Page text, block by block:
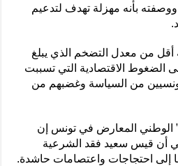
ووصفته بأنه مهزلة تهدف لتدعيم
أقل من معدل التضخم الذي يبلغ
الضغوط الاقتصادية التي تسببت
من السياسة وغضبهم من
الوطني المعارض في تونس إن
أن قيس سعيد فقد الشرعية
إلى احتجاجات واعتصامات حاشدة.